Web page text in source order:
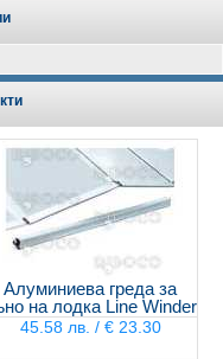
Алуминиева греда за
на лодка Line Winder
45.58 лв. / € 23.30